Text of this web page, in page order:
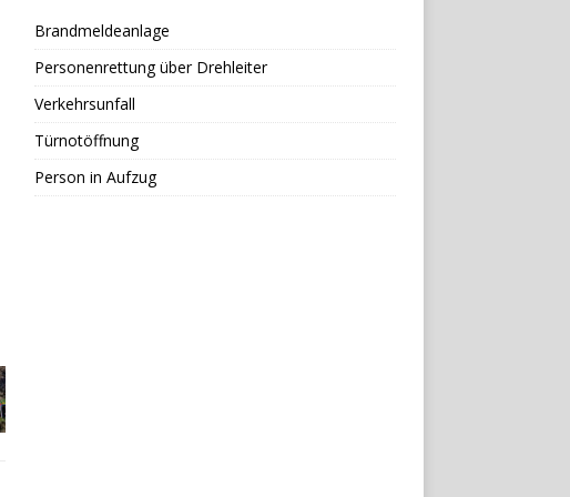
Brandmeldeanlage
Personenrettung über Drehleiter
Verkehrsunfall
Türnotöffnung
Person in Aufzug